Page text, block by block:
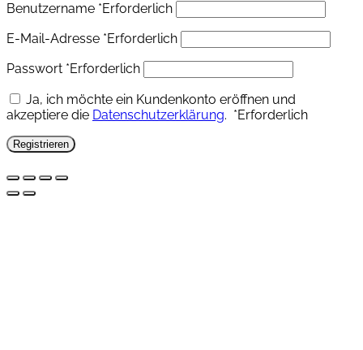
Benutzername *Erforderlich
E-Mail-Adresse *Erforderlich
Passwort *Erforderlich
Ja, ich möchte ein Kundenkonto eröffnen und
akzeptiere die Datenschutzerklärung. *Erforderlich
Registrieren